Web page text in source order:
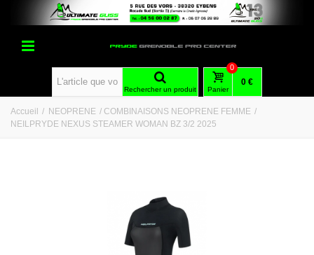
Rechercher un produit Panier
0
0 €
Accueil / NEOPRENE / COMBINAISONS NEOPRENE FEMME /
NEILPRYDE NEXUS STEAMER WOMAN BZ 3/2 2025